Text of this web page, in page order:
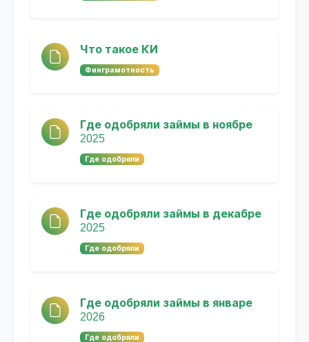
Что такое КИ
Финграмотность
Где одобряли займы в ноябре
2025
Где одобряли
Где одобряли займы в декабре
2025
Где одобряли
Где одобряли займы в январе
2026
Где одобряли